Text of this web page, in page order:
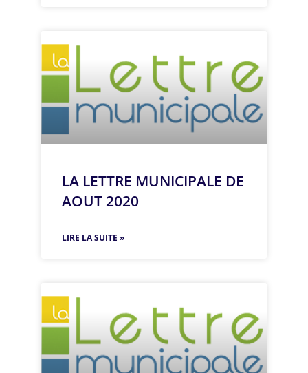
LA LETTRE MUNICIPALE DE
AOUT 2020
LIRE LA SUITE »